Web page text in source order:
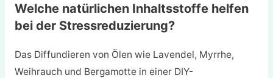
Welche natürlichen Inhaltsstoffe helfen
bei der Stressreduzierung?
Das Diffundieren von Ölen wie Lavendel, Myrrhe,
Weihrauch und Bergamotte in einer DIY-